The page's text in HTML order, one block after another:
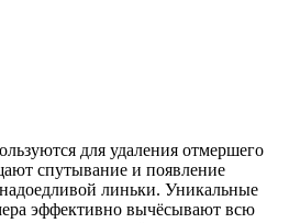
для удаления отмершего
спутывание и появление
линьки. Уникальные
эффективно вычёсывают всю